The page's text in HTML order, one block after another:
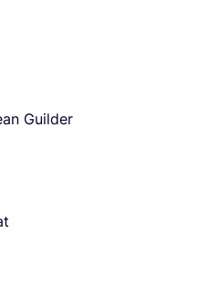
Guilder